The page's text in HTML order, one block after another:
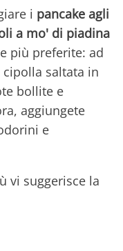
i pancake agli
a mo' di piadina
più preferite: ad
saltata in
bollite e
aggiungete
e
vi suggerisce la